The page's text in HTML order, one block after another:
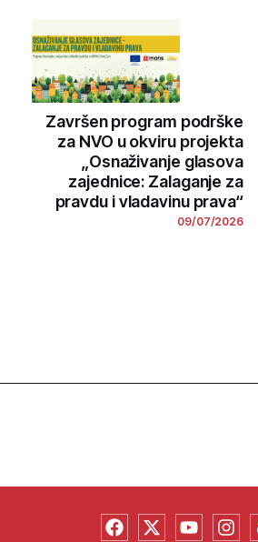
Završen program podrške
za NVO u okviru projekta
„Osnaživanje glasova
zajednice: Zalaganje za
pravdu i vladavinu prava“
09/07/2026